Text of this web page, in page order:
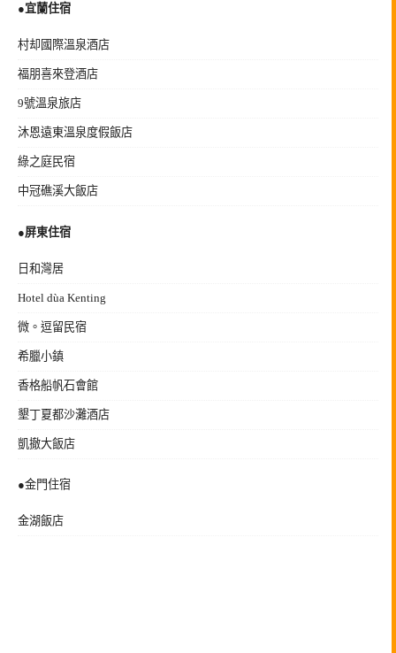
●宜蘭住宿
村却國際溫泉酒店
福朋喜來登酒店
9號溫泉旅店
沐恩遠東溫泉度假飯店
綠之庭民宿
中冠礁溪大飯店
●屏東住宿
日和灣居
Hotel dùa Kenting
微。逗留民宿
希臘小鎮
香格船帆石會館
墾丁夏都沙灘酒店
凱撤大飯店
●金門住宿
金湖飯店